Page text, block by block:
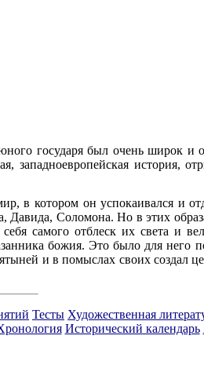
государя был очень широк и
западноевропейская история,
в котором он успокаивался и
Соломона. Но в этих
себя самого отблеск их света и
божия. Это было для него
и в помыслах своих создал
Тесты Художественная
Исторический календарь